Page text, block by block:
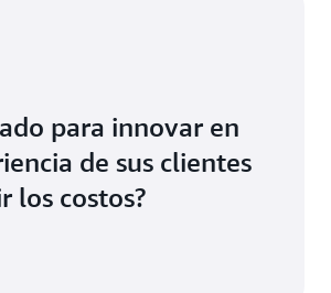
para innovar en
de sus clientes
los costos?